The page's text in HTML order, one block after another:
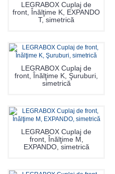
LEGRABOX Cuplaj de
front, Înălţime K, EXPANDO
T, simetrică
LEGRABOX Cuplaj de
front, Înălţime K, Şuruburi,
simetrică
LEGRABOX Cuplaj de
front, Înălţime M,
EXPANDO, simetrică